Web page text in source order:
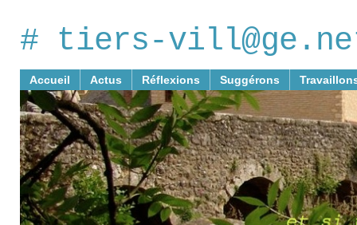
# tiers-
Accueil Actus Réflexions Suggérons